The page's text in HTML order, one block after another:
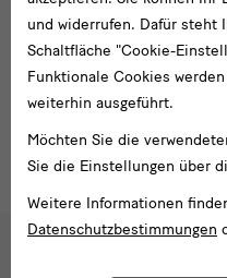
Betrachtung
Details des Paravents und
Zum Video
und widerrufen. Dafür steht
Schaltfläche "Cookie-
Funktionale Cookies
weiterhin ausgeführt.
Möchten Sie die
Sie die Einstellungen über
Weitere Informationen
Datenschutzbestimmungen